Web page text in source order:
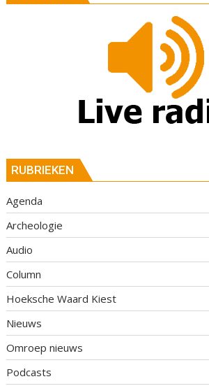
RUBRIEKEN
Agenda
Archeologie
Audio
Column
Hoeksche Waard Kiest
Nieuws
Omroep nieuws
Podcasts